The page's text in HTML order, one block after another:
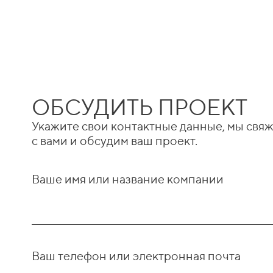
ОБСУДИТЬ ПРОЕКТ
Укажите свои контактные данные, мы
с вами и обсудим ваш проект.
Ваше имя или название компании
Ваш телефон или электронная почта